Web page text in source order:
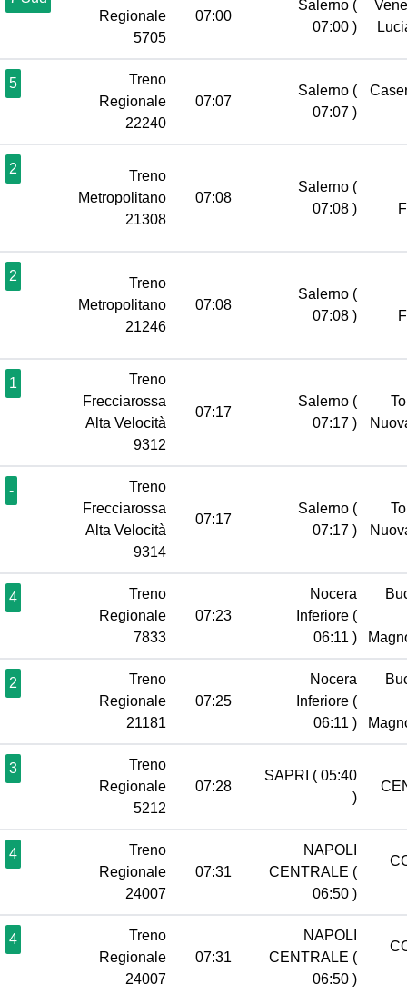
Regionale
5705
07:00
Salerno (
07:00 )
5
Treno
Regionale
22240
07:07
Salerno (
07:07 )
2
Treno
Metropolitano
21308
07:08
Salerno (
07:08 )
2
Treno
Metropolitano
21246
07:08
Salerno (
07:08 )
1
Treno
Frecciarossa
Alta Velocità
9312
07:17
Salerno (
07:17 )
-
Treno
Frecciarossa
Alta Velocità
9314
07:17
Salerno (
07:17 )
4
Treno
Regionale
7833
07:23
Nocera
Inferiore (
06:11 )
2
Treno
Regionale
21181
07:25
Nocera
Inferiore (
06:11 )
3
Treno
Regionale
5212
07:28
SAPRI ( 05:40
)
4
Treno
Regionale
24007
07:31
NAPOLI
CENTRALE (
06:50 )
4
Treno
Regionale
24007
07:31
NAPOLI
CENTRALE (
06:50 )